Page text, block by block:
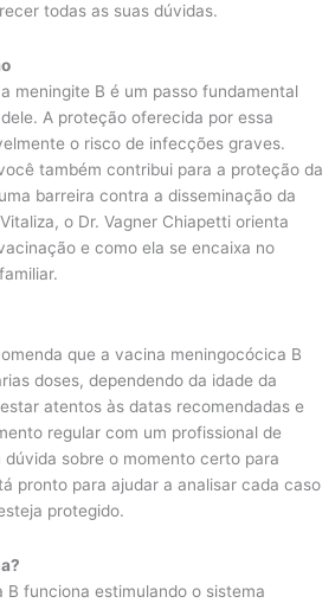
todas as suas dúvidas.
meningite B é um passo fundamental
A proteção oferecida por essa
o risco de infecções graves.
também contribui para a proteção da
barreira contra a disseminação da
o Dr. Vagner Chiapetti orienta
e como ela se encaixa no
que a vacina meningocócica B
doses, dependendo da idade da
atentos às datas recomendadas e
regular com um profissional de
sobre o momento certo para
pronto para ajudar a analisar cada caso
protegido.
funciona estimulando o sistema